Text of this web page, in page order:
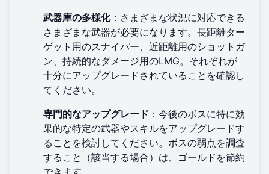
武器庫の多様化：さまざまな状況に対応できる
さまざまな武器が必要になります。長距離ター
ゲット用のスナイパー、近距離用のショットガ
ン、持続的なダメージ用のLMG。それぞれが
十分にアップグレードされていることを確認し
てください。
専門的なアップグレード ：今後のボスに特に効
果的な特定の武器やスキルをアップグレードす
ることを検討してください。ボスの弱点を調査
すること（該当する場合）は、ゴールドを節約
できます。